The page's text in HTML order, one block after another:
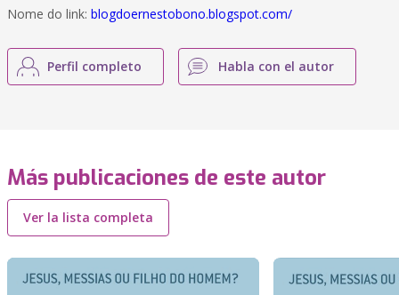
Nome do link: blogdoernestobono.blogspot.com/
Perfil completo Habla con el autor
Más publicaciones de este autor
Ver la lista completa